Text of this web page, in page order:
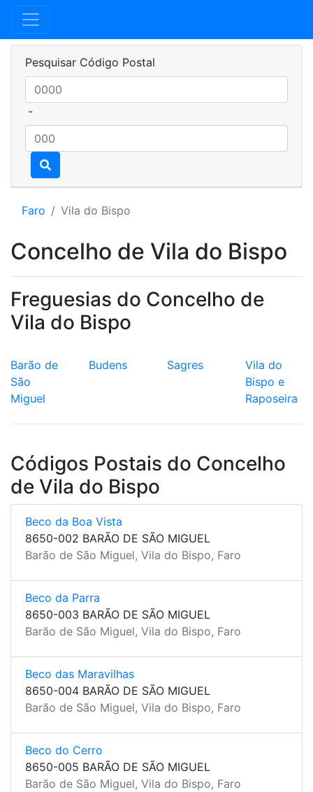
Pesquisar Código Postal
-
Faro Vila do Bispo
Concelho de Vila do Bispo
Freguesias do Concelho de
Vila do Bispo
Barão de
São
Miguel
Budens Sagres
Vila do
Bispo e
Raposeira
Códigos Postais do Concelho
de Vila do Bispo
Beco da Boa Vista
8650-002 BARÃO DE SÃO MIGUEL
Barão de São Miguel, Vila do Bispo, Faro
Beco da Parra
8650-003 BARÃO DE SÃO MIGUEL
Barão de São Miguel, Vila do Bispo, Faro
Beco das Maravilhas
8650-004 BARÃO DE SÃO MIGUEL
Barão de São Miguel, Vila do Bispo, Faro
Beco do Cerro
8650-005 BARÃO DE SÃO MIGUEL
Barão de São Miguel, Vila do Bispo, Faro